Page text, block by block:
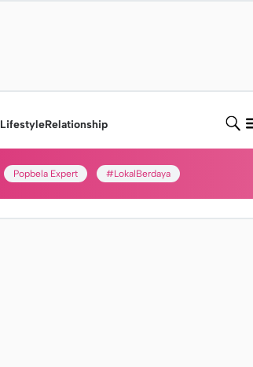
LifestyleRelationship
Popbela Expert #LokalBerdaya